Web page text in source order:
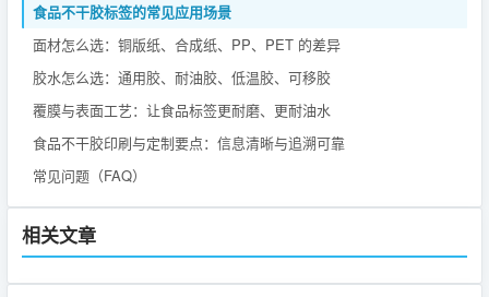
食品不干胶标签的常见应用场景
面材怎么选：铜版纸、合成纸、PP、PET 的差异
胶水怎么选：通用胶、耐油胶、低温胶、可移胶
覆膜与表面工艺：让食品标签更耐磨、更耐油水
食品不干胶印刷与定制要点：信息清晰与追溯可靠
常见问题（FAQ）
相关文章